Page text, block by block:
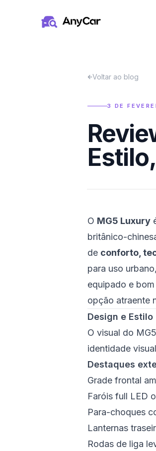
Voltar ao blog
3 DE
O MG5 Luxury
britânico-
de conforto,
para uso
equipado e
opção atraente
Design e Estilo
O visual do
identidade
Destaques
Grade frontal
Faróis full LED
Para-choques
Lanternas
Rodas de liga